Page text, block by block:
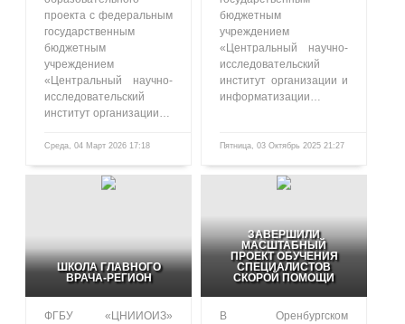
проекта с федеральным
государственным
бюджетным
учреждением
«Центральный научно-
исследовательский
институт организации…
Среда, 04 Март 2026 17:18
бюджетным
учреждением
«Центральный научно-
исследовательский
институт организации и
информатизации…
Пятница, 03 Октябрь 2025 21:27
ШКОЛА ГЛАВНОГО
ВРАЧА-РЕГИОН
ФГБУ «ЦНИИОИЗ»
ЗАВЕРШИЛИ
МАСШТАБНЫЙ
ПРОЕКТ ОБУЧЕНИЯ
СПЕЦИАЛИСТОВ
СКОРОЙ ПОМОЩИ
В Оренбургском